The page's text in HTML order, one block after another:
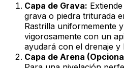
Capa de Grava:
grava o piedra triturada
Rastrilla uniformemente
vigorosamente con un
ayudará con el drenaje y
Capa de Arena